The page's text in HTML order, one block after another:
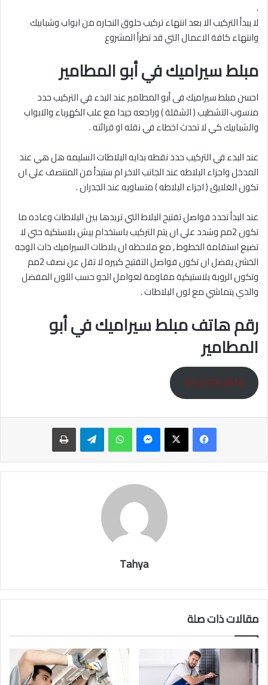
.
لا يبدأ التركيب الا بعد انتهاء تركيب حلوق النجاره من ابواب وشبابيك
وانتهاء كافة الاعمال التي قد تطرأ المشروع
مبلط سيراميك في أبو المطامير
احسن مبلط سيراميك فى أبو المطامير عند البدء في التركيب حدد
منسوب التشطيب ( الشقلة ) وراجعه جيدا مع علب الكهرباء والابواب
والشبابيك كي لا تحدث اخطاء في نقله او قرائته .
عند البدء في التركيب حدد نقطه بدايه البلاطات السليمه هل هي عند
المدخل واجزاء البلاطه عند الجانب الاخر ام ستبدأ من المنتصف علي ان
تكون الغلايق ( اجزاء البلاطه ) متساويه عند الجدران .
عند البدأ تحدد فواصل تفتيح البلاط التي تريدها بين البلاطات وعاده ما
تكون 2مم وشدد علي ان يتم التركيب باستخدام بيش بلاستكية حتي لا
تضيع استقامة الخطوط , مع ملاحظه ان بلاطات السيراميك ذات الوجه
الخشن يفضل ان تكون فواصل التفتيح كبيره لا تقل عن نصف 2مم
وتكون الروبة بلاستيكية مقاومة لعوامل الجو حسب اللون المفضل
والذي يتماشي مع لون البلاطات .
رقم هاتف مبلط سيراميك في أبو
المطامير
01027012616
ماسنجر واتساب تيلقرام طباعة
Tahya
مقالات ذات صلة